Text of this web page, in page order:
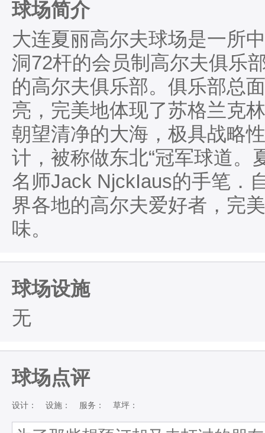
球场简介
大连夏丽高尔夫球场是一所
洞72杆的会员制高尔夫俱乐
的高尔夫俱乐部。俱乐部总
亮，完美地体现了苏格兰克
朝望清净的大海，极具战略
计，被称做东北“冠军球道。
名师Jack NjckIaus的手笔．
界各地的高尔夫爱好者，完
味。
球场设施
无
球场点评
设计： 设施： 服务： 草坪：